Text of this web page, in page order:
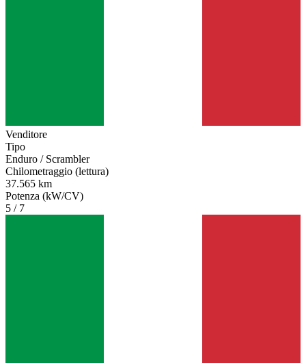
Venditore
Tipo
Enduro / Scrambler
Chilometraggio (lettura)
37.565 km
Potenza (kW/CV)
5 / 7